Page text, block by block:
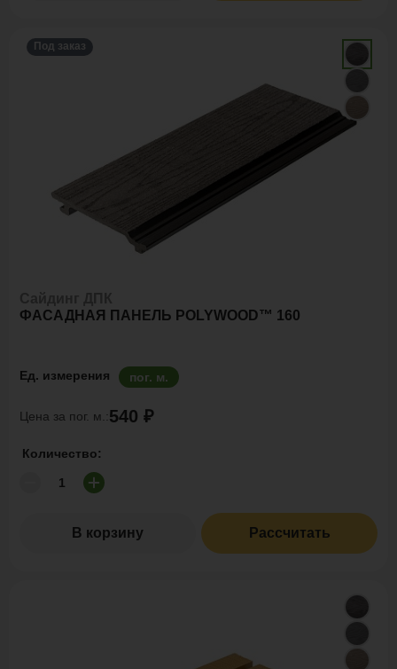
Под заказ
ФАСАДНАЯ ПАНЕЛЬ POLYWOOD™ 160
Ед. измерения пог. м.
Цена за пог. м.:540 ₽
Количество:
В корзину Рассчитать